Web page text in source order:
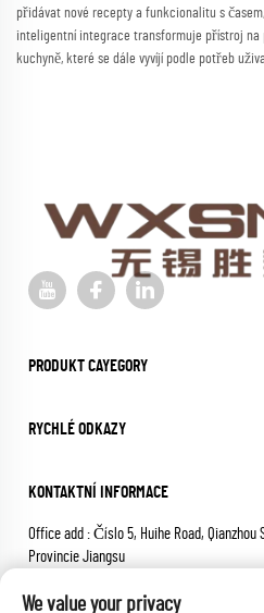
přidávat nové recepty a funkcionalitu s
inteligentní integrace transformuje přístroj na
kuchyně, které se dále vyvíjí podle potřeb
PRODUKT CAYEGORY
RYCHLÉ ODKAZY
KONTAKTNÍ INFORMACE
Office add : Číslo 5, Huihe Road, Qianzhou
Provincie Jiangsu
Telepon:+86-18652826331
We value your privacy